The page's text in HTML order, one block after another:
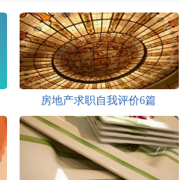
房地产求职自我评价6篇